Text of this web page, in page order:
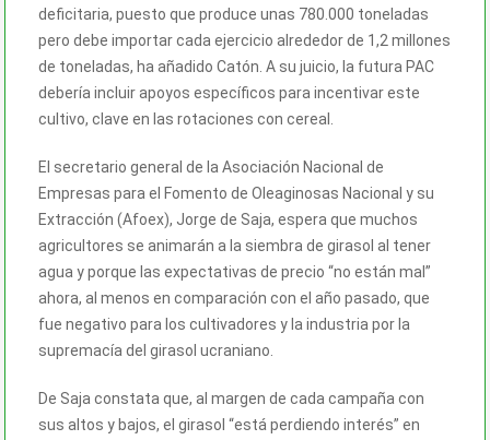
deficitaria, puesto que produce unas 780.000 toneladas
pero debe importar cada ejercicio alrededor de 1,2 millones
de toneladas, ha añadido Catón. A su juicio, la futura PAC
debería incluir apoyos específicos para incentivar este
cultivo, clave en las rotaciones con cereal.
El secretario general de la Asociación Nacional de
Empresas para el Fomento de Oleaginosas Nacional y su
Extracción (Afoex), Jorge de Saja, espera que muchos
agricultores se animarán a la siembra de girasol al tener
agua y porque las expectativas de precio “no están mal”
ahora, al menos en comparación con el año pasado, que
fue negativo para los cultivadores y la industria por la
supremacía del girasol ucraniano.
De Saja constata que, al margen de cada campaña con
sus altos y bajos, el girasol “está perdiendo interés” en